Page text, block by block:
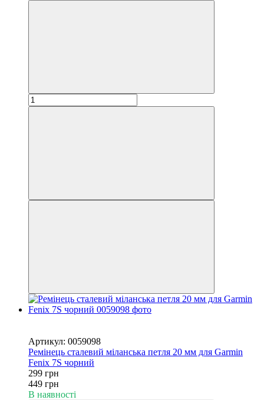
Артикул: 0059098
Ремінець сталевий міланська петля 20 мм для Garmin
Fenix 7S чорний
299 грн
449 грн
В наявності